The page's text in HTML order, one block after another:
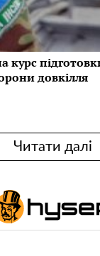
курс
довкілля
Читати далі